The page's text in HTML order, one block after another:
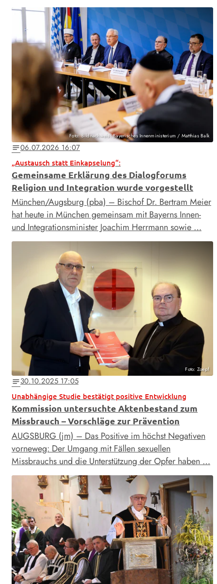
Foto: Bildnachweis: Bayerisches Innenministerium / Matthias Balk
notes06.07.2026 16:07
„Austausch statt Einkapselung“:
Gemeinsame Erklärung des Dialogforums
Religion und Integration wurde vorgestellt
München/Augsburg (pba) – Bischof Dr. Bertram Meier
hat heute in München gemeinsam mit Bayerns Innen-
und Integrationsminister Joachim Herrmann sowie …
Foto: Zoepf
notes30.10.2025 17:05
Unabhängige Studie bestätigt positive Entwicklung
Kommission untersuchte Aktenbestand zum
Missbrauch – Vorschläge zur Prävention
AUGSBURG (jm) – Das Positive im höchst Negativen
vorneweg: Der Umgang mit Fällen sexuellen
Missbrauchs und die Unterstützung der Opfer haben …